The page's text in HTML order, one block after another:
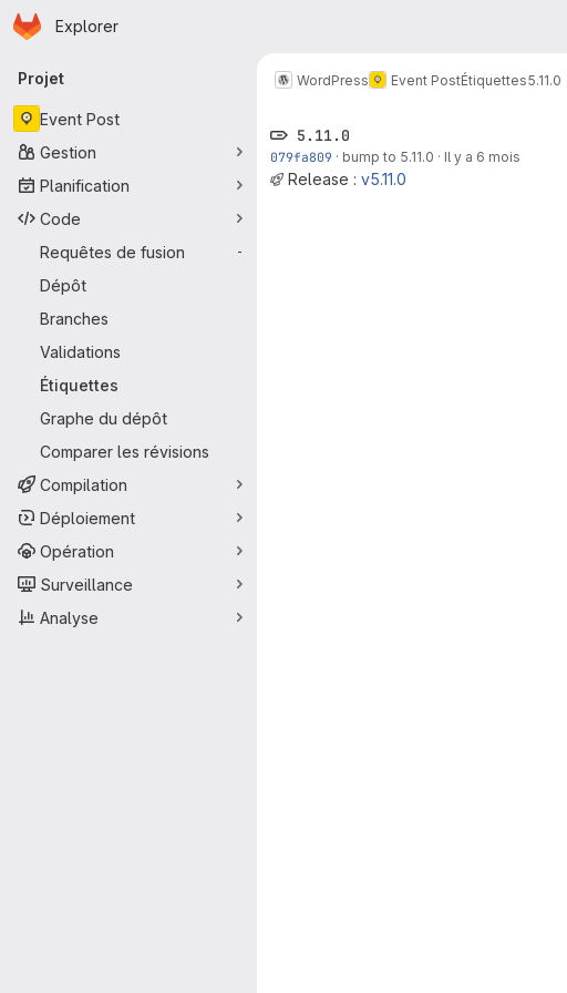
Passer au contenu principal
Page d'accueil
Explorer
Navigation principale
Projet
Event Post
Gestion
Planification
Code
Requêtes de fusion
-
Dépôt
Branches
Validations
Étiquettes
Graphe du dépôt
Comparer les révisions
Compilation
Déploiement
Opération
Surveillance
Analyse
WordPress Event PostÉtiquettes5.11.0
5.11.0
079fa809 · bump to 5.11.0 · Il y a 6 mois
Release : v5.11.0